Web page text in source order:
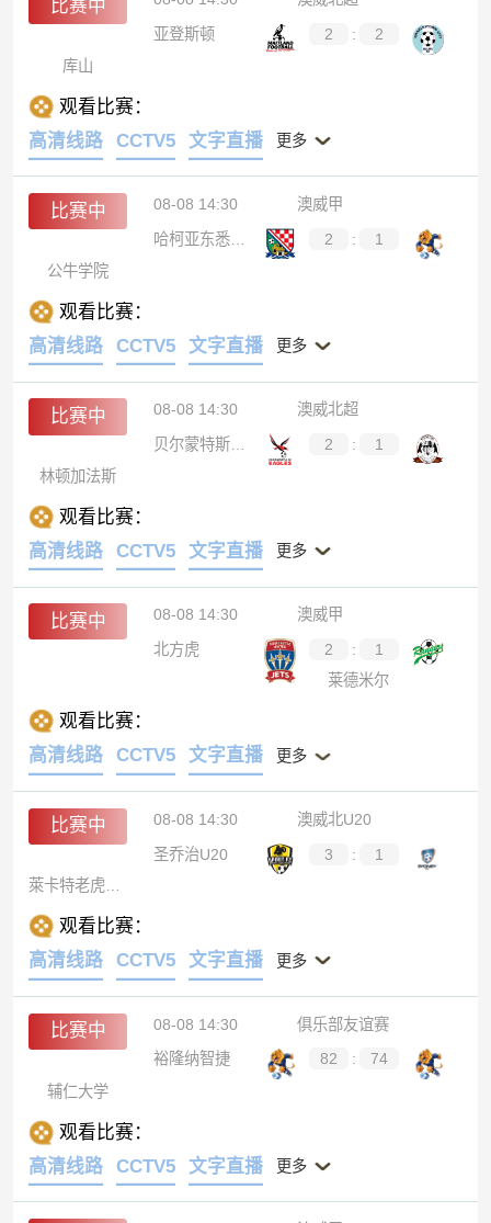
比赛中
亚登斯顿
2 :
2
库山
观看比赛：
高清线路
CCTV5 文字直播 更多
比赛中 08-08 14:30
澳威甲
哈柯亚东悉尼市
2 :
1
公牛学院
观看比赛：
高清线路
CCTV5 文字直播 更多
比赛中 08-08 14:30
澳威北超
贝尔蒙特斯旺西SC
2 :
1
林顿加法斯
观看比赛：
高清线路
CCTV5 文字直播 更多
比赛中 08-08 14:30
澳威甲
北方虎
2 :
1
莱德米尔
观看比赛：
高清线路
CCTV5 文字直播 更多
比赛中 08-08 14:30
澳威北U20
圣乔治U20
3 :
1
萊卡特老虎U20
观看比赛：
高清线路
CCTV5 文字直播 更多
比赛中 08-08 14:30
俱乐部友谊赛
裕隆纳智捷
82 :
74
辅仁大学
观看比赛：
高清线路
CCTV5 文字直播 更多